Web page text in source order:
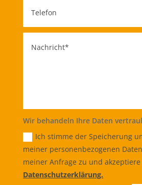
Wir behandeln Ihre Daten
Ich stimme der Speicherung
meiner personenbezogenen
meiner Anfrage zu und akzeptiere
Datenschutzerklärung.